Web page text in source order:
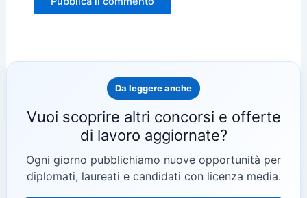
Da leggere anche
Vuoi scoprire altri concorsi e offerte
di lavoro aggiornate?
Ogni giorno pubblichiamo nuove opportunità per
diplomati, laureati e candidati con licenza media.